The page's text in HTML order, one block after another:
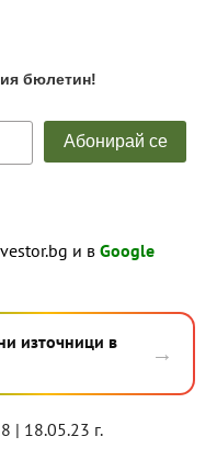
и в Google
източници в
→
| 18.05.23 г.